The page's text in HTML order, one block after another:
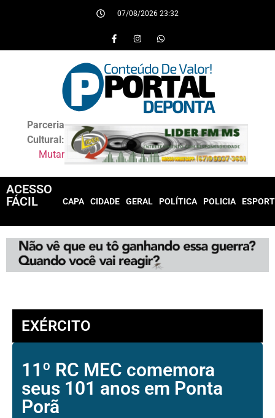
07/08/2026 23:32
Parceria
Cultural:
Mutar
ACESSO
FÁCIL
CAPA CIDADE GERAL POLÍTICA POLICIA
EXÉRCITO
11º RC MEC comemora
seus 101 anos em Ponta
Porã